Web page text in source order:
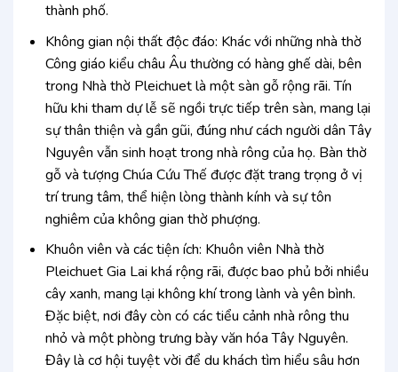
thành phố.
Không gian nội thất độc đáo: Khác với những nhà thờ
Công giáo kiểu châu Âu thường có hàng ghế dài, bên
trong Nhà thờ Pleichuet là một sàn gỗ rộng rãi. Tín
hữu khi tham dự lễ sẽ ngồi trực tiếp trên sàn, mang lại
sự thân thiện và gần gũi, đúng như cách người dân Tây
Nguyên vẫn sinh hoạt trong nhà rông của họ. Bàn thờ
gỗ và tượng Chúa Cứu Thế được đặt trang trọng ở vị
trí trung tâm, thể hiện lòng thành kính và sự tôn
nghiêm của không gian thờ phượng.
Khuôn viên và các tiện ích: Khuôn viên Nhà thờ
Pleichuet Gia Lai khá rộng rãi, được bao phủ bởi nhiều
cây xanh, mang lại không khí trong lành và yên bình.
Đặc biệt, nơi đây còn có các tiểu cảnh nhà rông thu
nhỏ và một phòng trưng bày văn hóa Tây Nguyên.
Đây là cơ hội tuyệt vời để du khách tìm hiểu sâu hơn